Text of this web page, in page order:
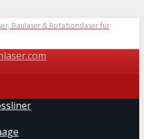
Baulaser & Rotationslaser für